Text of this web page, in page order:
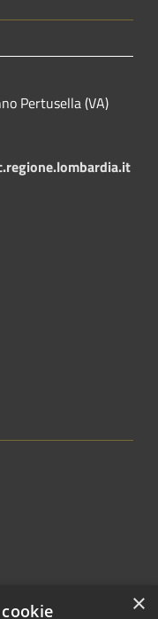
Pertusella (VA)
×